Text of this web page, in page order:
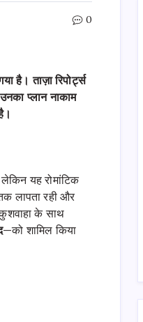
0
है। ताज़ा रिपोर्ट्स
प्लान नाकाम
यह रोमांटिक
लापता रही और
के साथ
—को शामिल किया